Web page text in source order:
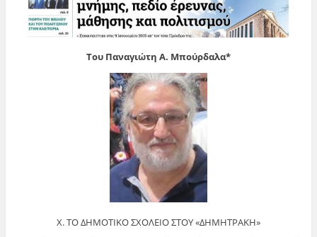
Του Παναγιώτη Α. Μπούρδαλα*
Χ. ΤΟ ΔΗΜΟΤΙΚΟ ΣΧΟΛΕΙΟ ΣΤΟΥ «ΔΗΜΗΤΡΑΚΗ»